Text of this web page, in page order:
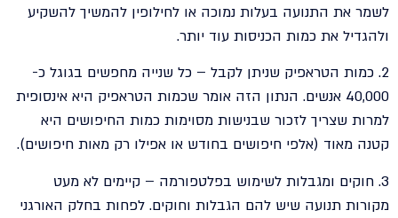
לשמר את התנועה בעלות נמוכה או לחילופין להמשיך להשקיע
ולהגדיל את כמות הכניסות עוד יותר.
2. כמות הטראפיק שניתן לקבל – כל שנייה מחפשים בגוגל כ-
40,000 אנשים. הנתון הזה אומר שכמות הטראפיק היא אינסופית
למרות שצריך לזכור שבנישות מסוימות כמות החיפושים היא
קטנה מאוד (אלפי חיפושים בחודש או אפילו רק מאות חיפושים).
3. חוקים ומגבלות לשימוש בפלטפורמה – קיימים לא מעט
מקורות תנועה שיש להם הגבלות וחוקים. לפחות בחלק האורגני